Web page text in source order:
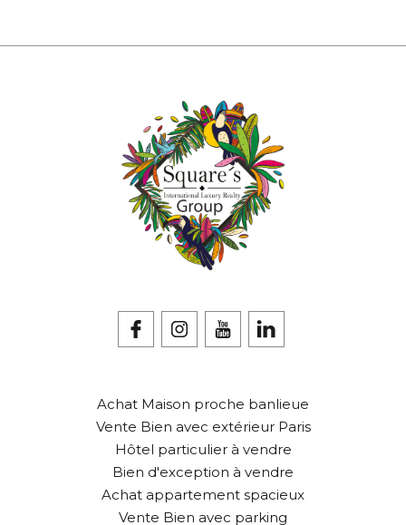
Achat Maison proche banlieue
Vente Bien avec extérieur Paris
Hôtel particulier à vendre
Bien d'exception à vendre
Achat appartement spacieux
Vente Bien avec parking